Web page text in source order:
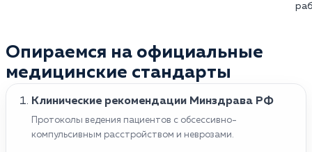
Опираемся на официальные
медицинские стандарты
Клинические рекомендации Минздрава РФ
Протоколы ведения пациентов с обсессивно-
компульсивным расстройством и неврозами.